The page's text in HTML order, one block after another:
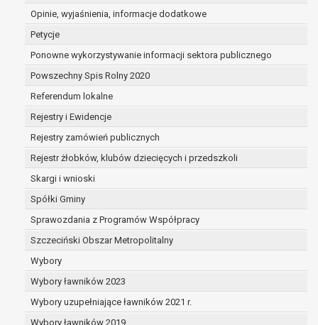
Opinie, wyjaśnienia, informacje dodatkowe
Petycje
Ponowne wykorzystywanie informacji sektora publicznego
Powszechny Spis Rolny 2020
Referendum lokalne
Rejestry i Ewidencje
Rejestry zamówień publicznych
Rejestr żłobków, klubów dziecięcych i przedszkoli
Skargi i wnioski
Spółki Gminy
Sprawozdania z Programów Współpracy
Szczeciński Obszar Metropolitalny
Wybory
Wybory ławników 2023
Wybory uzupełniające ławników 2021 r.
Wybory ławników 2019
osobą, której dane dotyczą lub na podstawie
przetwarzanie odbywa się w sposób
prawo sprzeciwu wobec przetwarzania danych na
wobec przetwarzania danych osobowych, którego
interesie publicznym lub w ramach
niezbędność przetwarzania do celów
uzasadnionych interesów realizowanych
przez stronę trzecią.
Z przyczyn związanych z Pani/Pana szczególną
osobowych, chyba że wykaże on istnienie ważnych
podstaw do przetwarzania, nadrzędnych wobec
osoby, której dane dotyczą, lub podstaw do
W przypadku gdy przetwarzanie danych osobowych
zgody osoby na przetwarzanie danych osobowych (art. 6